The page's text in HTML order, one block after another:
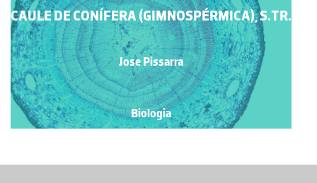
CAULE DE CONÍFERA (GIMNOSPÉRMICA), S.TR.
Jose Pissarra
Biologia